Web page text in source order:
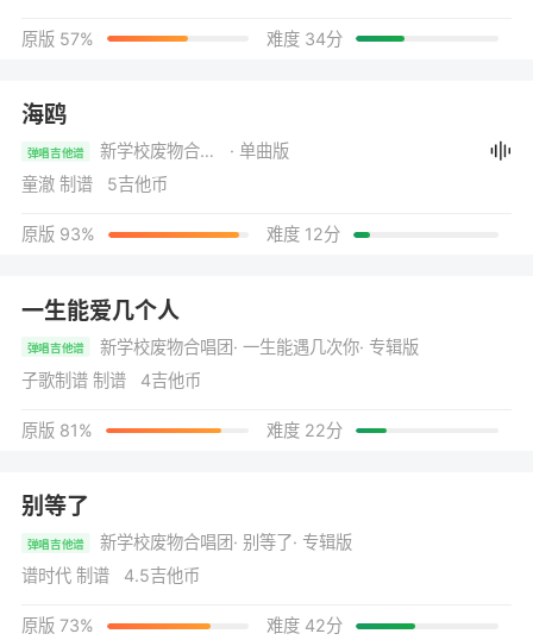
原版 57% 难度 34分
海鸥
弹唱吉他谱 新学校废物合唱团
· 单曲版
童澈 制谱 5吉他币
原版 93% 难度 12分
一生能爱几个人
弹唱吉他谱 新学校废物合唱团· 一生能遇几次你· 专辑版
子歌制谱 制谱 4吉他币
原版 81% 难度 22分
别等了
弹唱吉他谱 新学校废物合唱团· 别等了· 专辑版
谱时代 制谱 4.5吉他币
原版 73% 难度 42分